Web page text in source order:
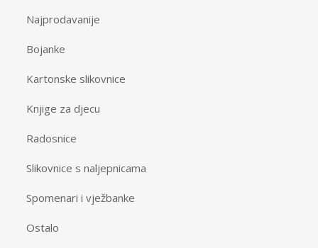
Najprodavanije
Bojanke
Kartonske slikovnice
Knjige za djecu
Radosnice
Slikovnice s naljepnicama
Spomenari i vježbanke
Ostalo